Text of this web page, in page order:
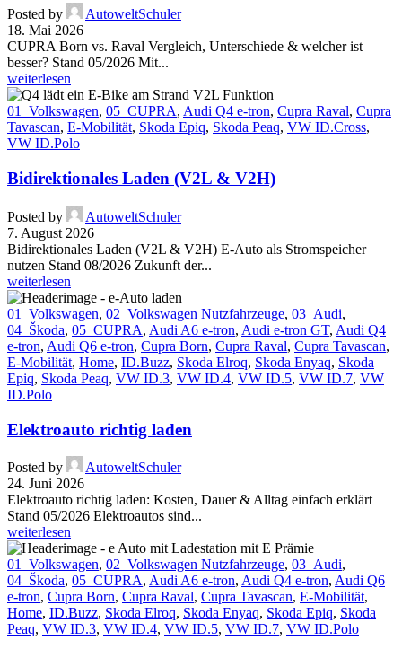
Posted by
AutoweltSchuler
18. Mai 2026
CUPRA Born vs. Raval Vergleich, Unterschiede & welcher ist
besser? Stand 05/2026 Mit...
weiterlesen
01_Volkswagen, 05_CUPRA, Audi Q4 e-tron, Cupra Raval, Cupra
Tavascan, E-Mobilität, Skoda Epiq, Skoda Peaq, VW ID.Cross,
VW ID.Polo
Bidirektionales Laden (V2L & V2H)
Posted by
AutoweltSchuler
7. August 2026
Bidirektionales Laden (V2L & V2H) E-Auto als Stromspeicher
nutzen Stand 08/2026 Zukunft der...
weiterlesen
01_Volkswagen, 02_Volkswagen Nutzfahrzeuge, 03_Audi,
04_Škoda, 05_CUPRA, Audi A6 e-tron, Audi e-tron GT, Audi Q4
e-tron, Audi Q6 e-tron, Cupra Born, Cupra Raval, Cupra Tavascan,
E-Mobilität, Home, ID.Buzz, Skoda Elroq, Skoda Enyaq, Skoda
Epiq, Skoda Peaq, VW ID.3, VW ID.4, VW ID.5, VW ID.7, VW
ID.Polo
Elektroauto richtig laden
Posted by
AutoweltSchuler
24. Juni 2026
Elektroauto richtig laden: Kosten, Dauer & Alltag einfach erklärt
Stand 05/2026 Elektroautos sind...
weiterlesen
01_Volkswagen, 02_Volkswagen Nutzfahrzeuge, 03_Audi,
04_Škoda, 05_CUPRA, Audi A6 e-tron, Audi Q4 e-tron, Audi Q6
e-tron, Cupra Born, Cupra Raval, Cupra Tavascan, E-Mobilität,
Home, ID.Buzz, Skoda Elroq, Skoda Enyaq, Skoda Epiq, Skoda
Peaq, VW ID.3, VW ID.4, VW ID.5, VW ID.7, VW ID.Polo